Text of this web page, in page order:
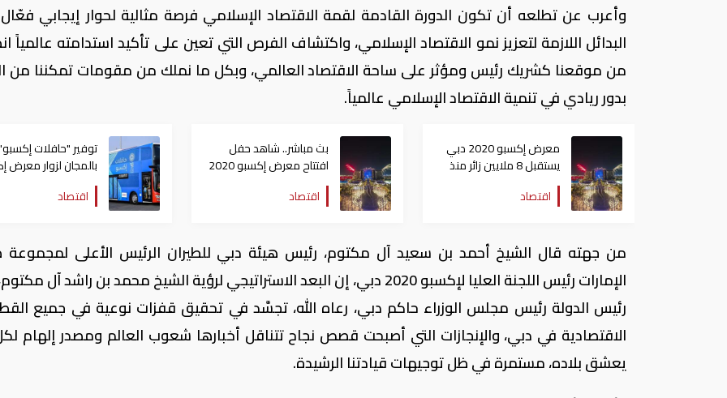
وأعرب عن تطلعه أن تكون الدورة القادمة لقمة الاقتصاد الإسلامي فرصة مثالية لحوار إيجابي
البدائل اللازمة لتعزيز نمو الاقتصاد الإسلامي، واكتشاف الفرص التي تعين على تأكيد استدامته عالمياً
من موقعنا كشريك رئيس ومؤثر على ساحة الاقتصاد العالمي، وبكل ما نملك من مقومات تمكننا من
بدور ريادي في تنمية الاقتصاد الإسلامي عالمياً.
معرض إكسبو 2020 دبي
يستقبل 8 ملايين زائر منذ
افتتاحه
اقتصاد
بث مباشر.. شاهد حفل
افتتاح معرض إكسبو 2020
دبي
اقتصاد
توفير "حافلات
بالمجان لزوار معرض
2020 دبي
اقتصاد
من جهته قال الشيخ أحمد بن سعيد آل مكتوم، رئيس هيئة دبي للطيران الرئيس الأعلى لمجموعة
الإمارات رئيس اللجنة العليا لإكسبو 2020 دبي، إن البعد الاستراتيجي لرؤية الشيخ محمد بن راشد آل
رئيس الدولة رئيس مجلس الوزراء حاكم دبي، رعاه الله، تجسَّد في تحقيق قفزات نوعية في جميع
الاقتصادية في دبي، والإنجازات التي أصبحت قصص نجاح تتناقل أخبارها شعوب العالم ومصدر إلهام
يعشق بلاده، مستمرة في ظل توجيهات قيادتنا الرشيدة.